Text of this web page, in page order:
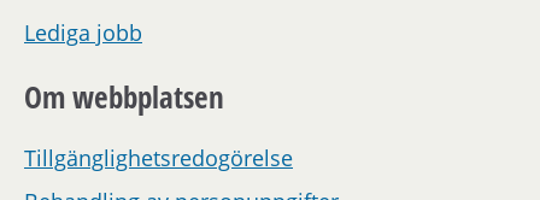
Lediga jobb
Om webbplatsen
Tillgänglighetsredogörelse